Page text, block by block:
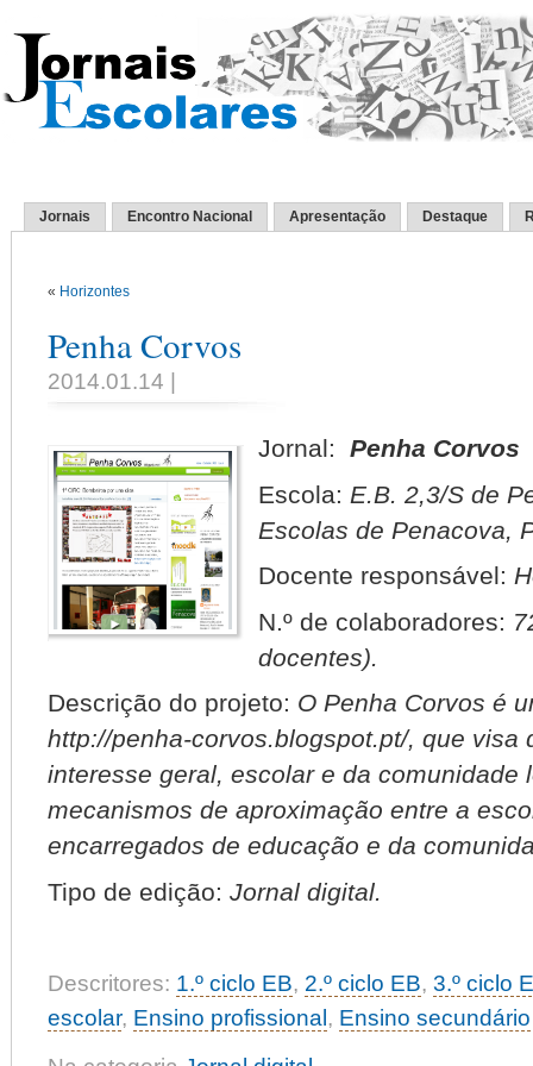
Jornais Encontro Nacional Apresentação Destaque
« Horizontes
Penha Corvos
2014.01.14 |
Jornal:Penha Corvos
Escola: E.B. 2,3/S de
Escolas de Penacova,
Docente responsável:
N.º de colaboradores:
docentes).
Descrição do projeto: O Penha Corvos é
http://penha-corvos.blogspot.pt/, que visa
interesse geral, escolar e da comunidade
mecanismos de aproximação entre a
encarregados de educação e da
Tipo de edição: Jornal digital.
Descritores: 1.º ciclo EB, 2.º ciclo EB, 3.º ciclo
escolar, Ensino profissional, Ensino secundário